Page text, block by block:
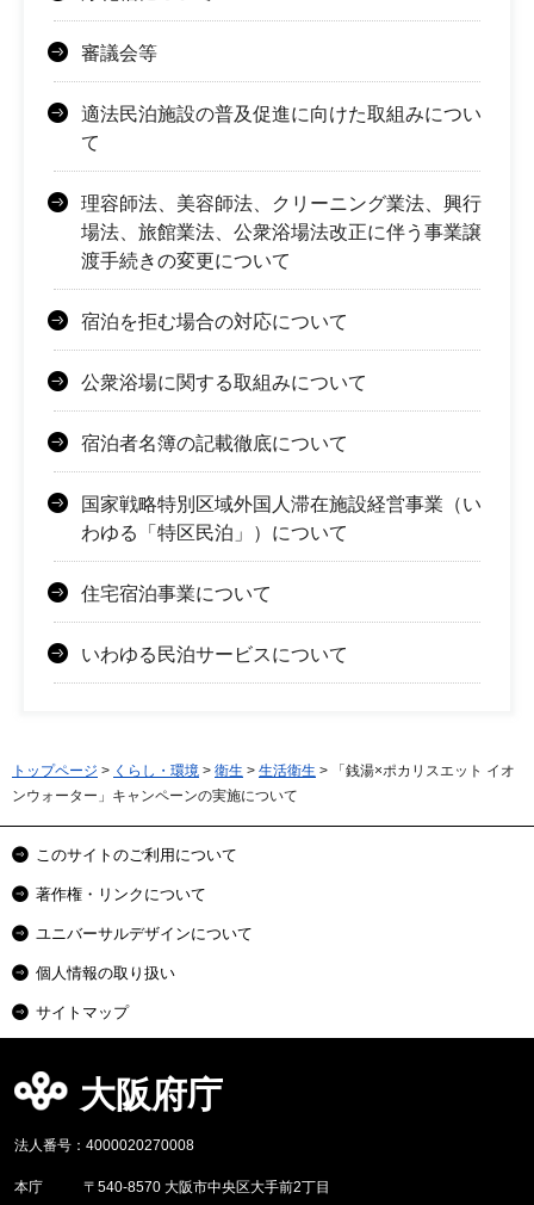
審議会等
適法民泊施設の普及促進に向けた取組みについ
て
理容師法、美容師法、クリーニング業法、興行
場法、旅館業法、公衆浴場法改正に伴う事業譲
渡手続きの変更について
宿泊を拒む場合の対応について
公衆浴場に関する取組みについて
宿泊者名簿の記載徹底について
国家戦略特別区域外国人滞在施設経営事業（い
わゆる「特区民泊」）について
住宅宿泊事業について
いわゆる民泊サービスについて
トップページ > くらし・環境 > 衛生 > 生活衛生 > 「銭湯×ポカリスエット イオ
ンウォーター」キャンペーンの実施について
このサイトのご利用について
著作権・リンクについて
ユニバーサルデザインについて
個人情報の取り扱い
サイトマップ
大阪府庁
法人番号：4000020270008
本庁 〒540-8570 大阪市中央区大手前2丁目